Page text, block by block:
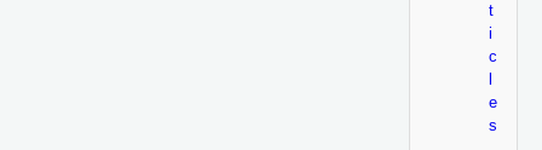
t
i
c
e
s